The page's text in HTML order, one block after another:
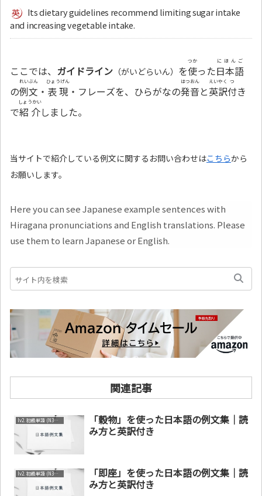
Its dietary guidelines recommend limiting sugar intake
and increasing vegetable intake.
ここでは、 ガイドライン （がいどらいん） を使
つか
った日本語
にほんご
の例文
れいぶん
・ 表現
ひょうげん
・フレーズを、ひらがなの発音
はつおん
と英訳
えいやく
付
つ
き
で紹介
しょうかい
しました。
当サイトで紹介している例文に関するお問い合わせはこちらから
お願いします。
Here you can see Japanese example sentences with
Hiragana pronunciations and English translations. Please
use them to learn Japanese or English.
関連記事
lv2. 初級単語 (N3～N4)
「穀物」を使った日本語の例文集｜読
み方と英訳付き
lv2. 初級単語 (N3～N4)
「即座」を使った日本語の例文集｜読
み方と英訳付き